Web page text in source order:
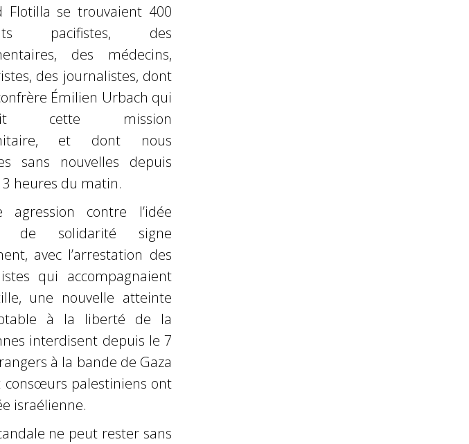
Flotilla se trouvaient 400
pacifistes, des
des médecins,
des journalistes, dont
Émilien Urbach qui
cette mission
et dont nous
sans nouvelles depuis
heures du matin.
agression contre l’idée
de solidarité signe
avec l’arrestation des
qui accompagnaient
une nouvelle atteinte
à la liberté de la
interdisent depuis le 7
à la bande de Gaza
consœurs palestiniens ont
israélienne.
ne peut rester sans